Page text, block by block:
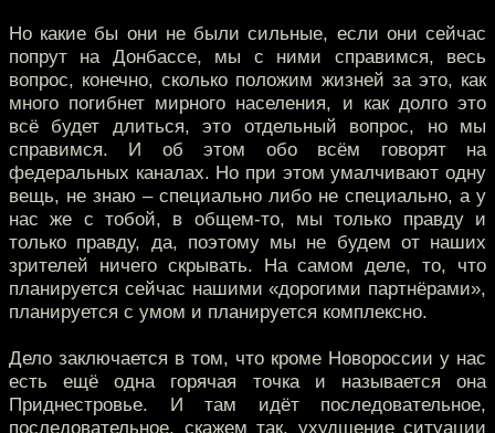
Но какие бы они не были сильные, если они сейчас
попрут на Донбассе, мы с ними справимся, весь
вопрос, конечно, сколько положим жизней за это, как
много погибнет мирного населения, и как долго это
всё будет длиться, это отдельный вопрос, но мы
справимся. И об этом обо всём говорят на
федеральных каналах. Но при этом умалчивают одну
вещь, не знаю – специально либо не специально, а у
нас же с тобой, в общем-то, мы только правду и
только правду, да, поэтому мы не будем от наших
зрителей ничего скрывать. На самом деле, то, что
планируется сейчас нашими «дорогими партнёрами»,
планируется с умом и планируется комплексно.
Дело заключается в том, что кроме Новороссии у нас
есть ещё одна горячая точка и называется она
Приднестровье. И там идёт последовательное,
последовательное, скажем так, ухудшение ситуации